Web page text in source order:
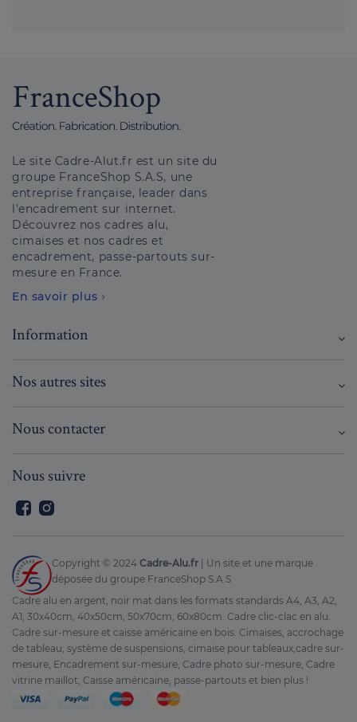
Le site Cadre-Alut.fr est un site du
groupe FranceShop S.A.S, une
entreprise française, leader dans
l'encadrement sur internet.
Découvrez nos cadres alu,
cimaises et nos cadres et
encadrement, passe-partouts sur-
mesure en France.
En savoir plus
Information
Nos autres sites
Nous contacter
Nous suivre
Facebook
Copyright © 2024 Cadre-Alu.fr | Un site et une marque
déposée du groupe FranceShop S.A.S
Cadre alu en argent, noir mat dans les formats standards A4, A3, A2,
A1, 30x40cm, 40x50cm, 50x70cm, 60x80cm. Cadre clic-clac en alu.
Cadre sur-mesure et caisse américaine en bois. Cimaises, accrochage
de tableau, système de suspensions, cimaise pour tableaux,cadre sur-
mesure, Encadrement sur-mesure, Cadre photo sur-mesure, Cadre
vitrine maillot, Caisse américaine, passe-partouts et bien plus !